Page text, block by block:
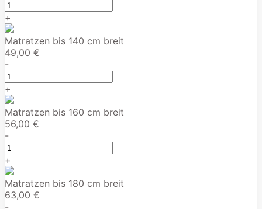
+
Matratzen bis 140 cm breit
49,00 €
-
+
Matratzen bis 160 cm breit
56,00 €
-
+
Matratzen bis 180 cm breit
63,00 €